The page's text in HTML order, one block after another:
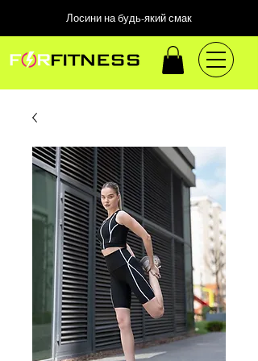
Лосини на будь-який смак